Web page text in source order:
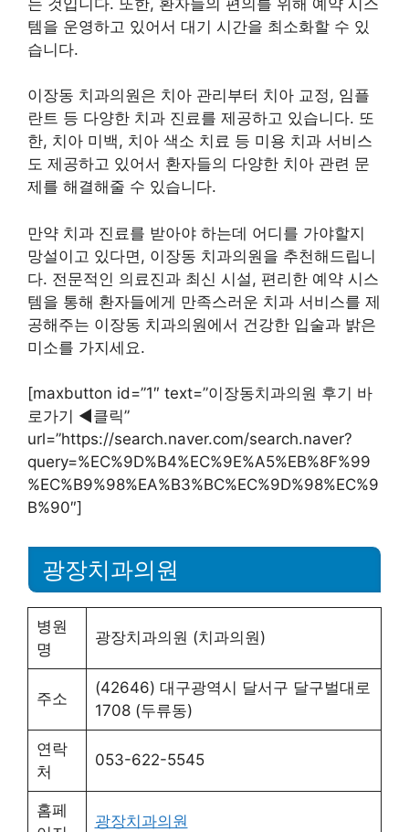
템을 운영하고 있어서 대기 시간을 최소화할 수 있
습니다.
이장동 치과의원은 치아 관리부터 치아 교정, 임플
란트 등 다양한 치과 진료를 제공하고 있습니다. 또
한, 치아 미백, 치아 색소 치료 등 미용 치과 서비스
도 제공하고 있어서 환자들의 다양한 치아 관련 문
제를 해결해줄 수 있습니다.
만약 치과 진료를 받아야 하는데 어디를 가야할지
망설이고 있다면, 이장동 치과의원을 추천해드립니
다. 전문적인 의료진과 최신 시설, 편리한 예약 시스
템을 통해 환자들에게 만족스러운 치과 서비스를 제
공해주는 이장동 치과의원에서 건강한 입술과 밝은
미소를 가지세요.
[maxbutton id=”1″ text=”이장동치과의원 후기 바
로가기 ◀︎클릭”
url=”https://search.naver.com/search.naver?
query=%EC%9D%B4%EC%9E%A5%EB%8F%99
%EC%B9%98%EA%B3%BC%EC%9D%98%EC%9
B%90″]
광장치과의원
병원
명
광장치과의원 (치과의원)
주소
(42646) 대구광역시 달서구 달구벌대로
1708 (두류동)
연락
처
053-622-5545
홈페
광장치과의원